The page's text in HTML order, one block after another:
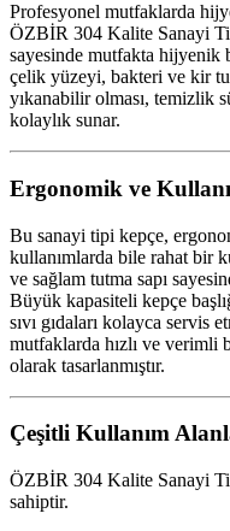
Profesyonel mutfaklarda
ÖZBİR 304 Kalite Sanayi
sayesinde mutfakta hijyenik
çelik yüzeyi, bakteri ve kir
yıkanabilir olması, temizlik
kolaylık sunar.
Ergonomik ve
Bu sanayi tipi kepçe,
kullanımlarda bile rahat bir
ve sağlam tutma sapı
Büyük kapasiteli kepçe
sıvı gıdaları kolayca servis
mutfaklarda hızlı ve verimli
olarak tasarlanmıştır.
Çeşitli Kullanım
ÖZBİR 304 Kalite Sanayi
sahiptir.